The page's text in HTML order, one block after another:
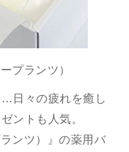
プランツ）
日々の疲れを癒し
ントも人気。
ンツ）』の薬用バ